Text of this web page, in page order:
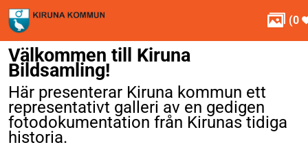
 (0
Välkommen till Kiruna
Bildsamling!
Här presenterar Kiruna kommun ett
representativt galleri av en gedigen
fotodokumentation från Kirunas tidiga
historia.